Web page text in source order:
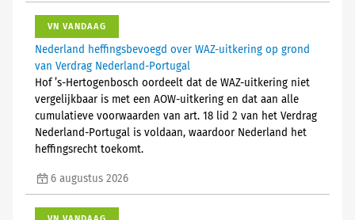
VN VANDAAG
Nederland heffingsbevoegd over WAZ-uitkering op grond
van Verdrag Nederland-Portugal
Hof ’s-Hertogenbosch oordeelt dat de WAZ-uitkering niet
vergelijkbaar is met een AOW-uitkering en dat aan alle
cumulatieve voorwaarden van art. 18 lid 2 van het Verdrag
Nederland-Portugal is voldaan, waardoor Nederland het
heffingsrecht toekomt.
6 augustus 2026